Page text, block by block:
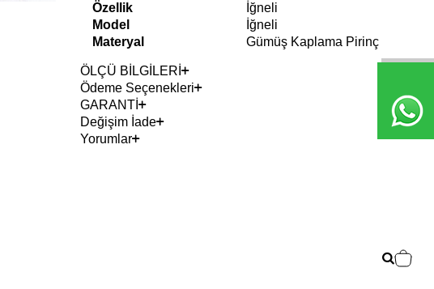
Özellik
İğneli
Model
İğneli
Materyal
Gümüş Kaplama Pirinç
ÖLÇÜ BİLGİLERİ
Ödeme Seçenekleri
GARANTİ
Değişim İade
Yorumlar